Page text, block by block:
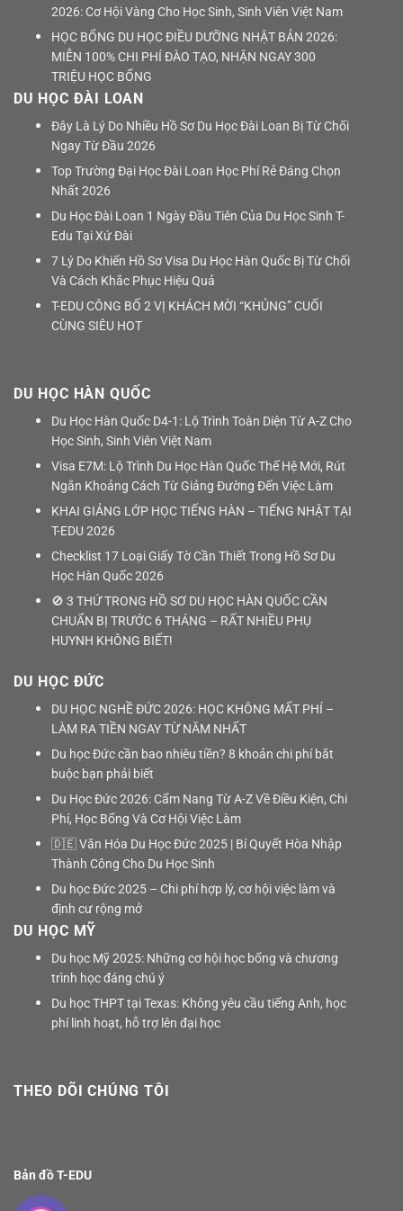
2026: Cơ Hội Vàng Cho Học Sinh, Sinh Viên Việt Nam
HỌC BỔNG DU HỌC ĐIỀU DƯỠNG NHẬT BẢN 2026:
MIỄN 100% CHI PHÍ ĐÀO TẠO, NHẬN NGAY 300
TRIỆU HỌC BỔNG
DU HỌC ĐÀI LOAN
Đây Là Lý Do Nhiều Hồ Sơ Du Học Đài Loan Bị Từ Chối
Ngay Từ Đầu 2026
Top Trường Đại Học Đài Loan Học Phí Rẻ Đáng Chọn
Nhất 2026
Du Học Đài Loan 1 Ngày Đầu Tiên Của Du Học Sinh T-
Edu Tại Xứ Đài
7 Lý Do Khiến Hồ Sơ Visa Du Học Hàn Quốc Bị Từ Chối
Và Cách Khắc Phục Hiệu Quả
T-EDU CÔNG BỐ 2 VỊ KHÁCH MỜI “KHỦNG” CUỐI
CÙNG SIÊU HOT
DU HỌC HÀN QUỐC
Du Học Hàn Quốc D4-1: Lộ Trình Toàn Diện Từ A-Z Cho
Học Sinh, Sinh Viên Việt Nam
Visa E7M: Lộ Trình Du Học Hàn Quốc Thế Hệ Mới, Rút
Ngắn Khoảng Cách Từ Giảng Đường Đến Việc Làm
KHAI GIẢNG LỚP HỌC TIẾNG HÀN – TIẾNG NHẬT TẠI
T-EDU 2026
Checklist 17 Loại Giấy Tờ Cần Thiết Trong Hồ Sơ Du
Học Hàn Quốc 2026
🚫 3 THỨ TRONG HỒ SƠ DU HỌC HÀN QUỐC CẦN
CHUẨN BỊ TRƯỚC 6 THÁNG – RẤT NHIỀU PHỤ
HUYNH KHÔNG BIẾT!
DU HỌC ĐỨC
DU HỌC NGHỀ ĐỨC 2026: HỌC KHÔNG MẤT PHÍ –
LÀM RA TIỀN NGAY TỪ NĂM NHẤT
Du học Đức cần bao nhiêu tiền? 8 khoản chi phí bắt
buộc bạn phải biết
Du Học Đức 2026: Cẩm Nang Từ A-Z Về Điều Kiện, Chi
Phí, Học Bổng Và Cơ Hội Việc Làm
🇩🇪 Văn Hóa Du Học Đức 2025 | Bí Quyết Hòa Nhập
Thành Công Cho Du Học Sinh
Du học Đức 2025 – Chi phí hợp lý, cơ hội việc làm và
định cư rộng mở
DU HỌC MỸ
Du học Mỹ 2025: Những cơ hội học bổng và chương
trình học đáng chú ý
Du học THPT tại Texas: Không yêu cầu tiếng Anh, học
phí linh hoạt, hỗ trợ lên đại học
THEO DÕI CHÚNG TÔI
Bản đồ T-EDU